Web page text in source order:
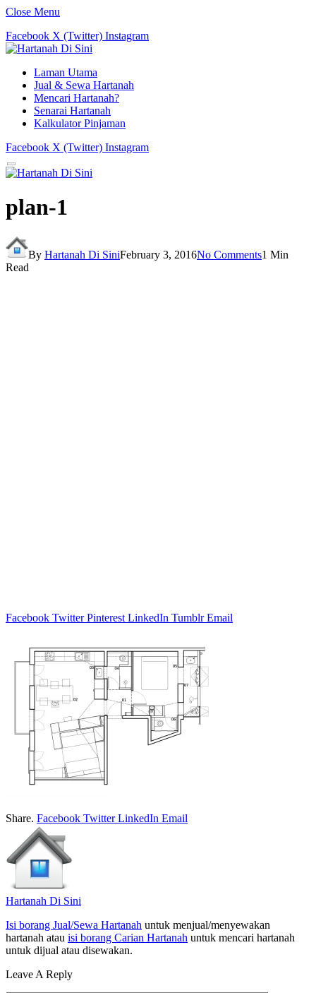
Close Menu
Facebook X (Twitter) Instagram
Laman Utama
Jual & Sewa Hartanah
Mencari Hartanah?
Senarai Hartanah
Kalkulator Pinjaman
Facebook X (Twitter) Instagram
plan-1
By Hartanah Di SiniFebruary 3, 2016No Comments1 Min
Read
Facebook Twitter Pinterest LinkedIn Tumblr Email
Share. Facebook Twitter LinkedIn Email
Hartanah Di Sini
Isi borang Jual/Sewa Hartanah untuk menjual/menyewakan
hartanah atau isi borang Carian Hartanah untuk mencari hartanah
untuk dijual atau disewakan.
Leave A Reply